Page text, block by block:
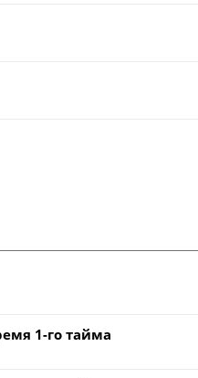
1-го тайма